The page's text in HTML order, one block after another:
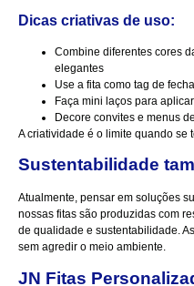
Dicas criativas de uso:
Combine diferentes cores
elegantes
Use a fita como tag de
Faça mini laços para
Decore convites e menus
A criatividade é o limite quando se
Sustentabilidade
Atualmente, pensar em soluções
nossas fitas são produzidas com
de qualidade e sustentabilidade.
sem agredir o meio ambiente.
JN Fitas